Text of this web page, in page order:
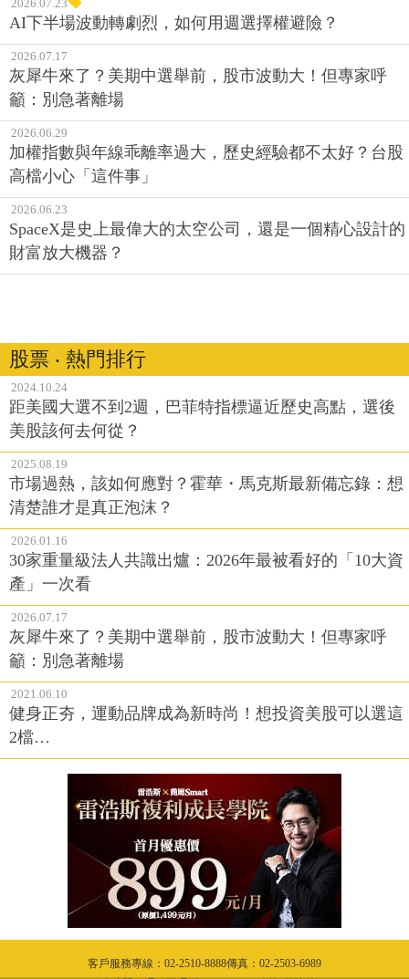
2026.07.23
AI下半場波動轉劇烈，如何用週選擇權避險？
2026.07.17
灰犀牛來了？美期中選舉前，股市波動大！但專家呼
籲：別急著離場
2026.06.29
加權指數與年線乖離率過大，歷史經驗都不太好？台股
高檔小心「這件事」
2026.06.23
SpaceX是史上最偉大的太空公司，還是一個精心設計的
財富放大機器？
股票 ‧ 熱門排行
2024.10.24
距美國大選不到2週，巴菲特指標逼近歷史高點，選後
美股該何去何從？
2025.08.19
市場過熱，該如何應對？霍華・馬克斯最新備忘錄：想
清楚誰才是真正泡沫？
2026.01.16
30家重量級法人共識出爐：2026年最被看好的「10大資
產」一次看
2026.07.17
灰犀牛來了？美期中選舉前，股市波動大！但專家呼
籲：別急著離場
2021.06.10
健身正夯，運動品牌成為新時尚！想投資美股可以選這
2檔…
客戶服務專線：02-2510-8888傳真：02-2503-6989